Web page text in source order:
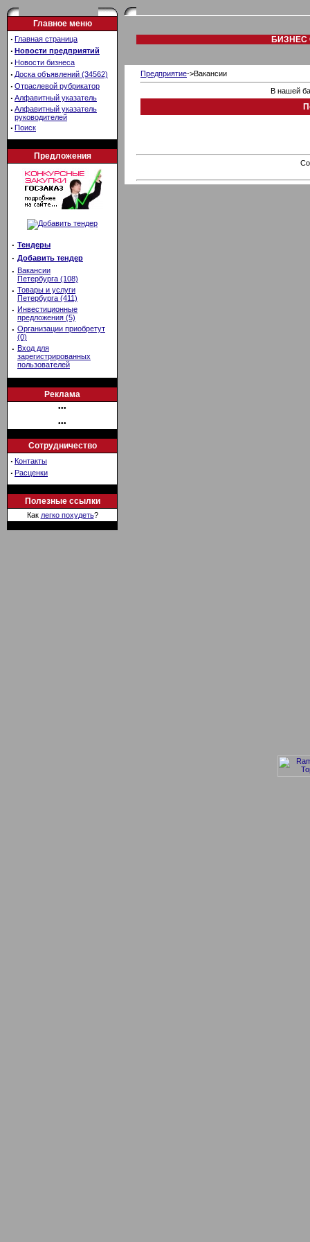
Главное меню
· Главная страница
· Новости предприятий
· Новости бизнеса
· Доска объявлений (34562)
· Отраслевой рубрикатор
· Алфавитный указатель
· Алфавитный указатель
руководителей
· Поиск
Предложения
· Тендеры
· Добавить тендер
· Вакансии
Петербурга (108)
· Товары и услуги
Петербурга (411)
· Инвестиционные
предложения (5)
· Организации приобретут
(0)
· Вход для
зарегистрированных
пользователей
Реклама
•••
•••
Сотрудничество
· Контакты
· Расценки
Полезные ссылки
Как легко похудеть?
БИЗНЕС
Предприятие->Вакансии
В нашей